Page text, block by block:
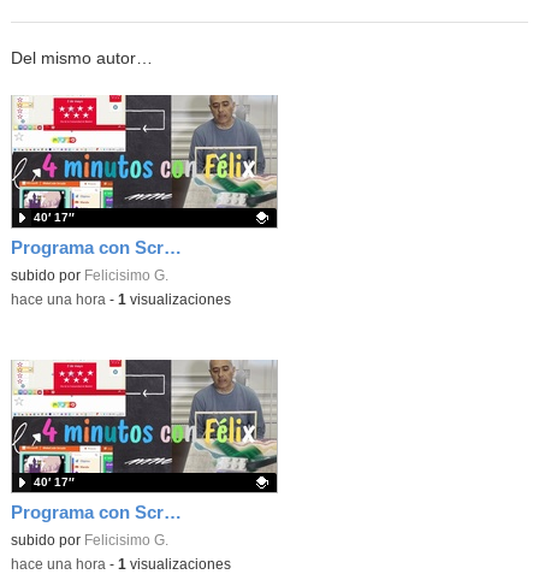
Del mismo autor…
Programa con Scratch, 8 diferentes juegos para vivir la emoción de los partidos de España en el mundial 2026
Contenido educativo.
subido por Felicisimo G.
40′ 17″
-hace una hora - 1 visualizaciones
Programa con Scratch juegos con los partidos del mundial 2026 ganados por España
Contenido educativo.
subido por Felicisimo G.
40′ 17″
-hace una hora - 1 visualizaciones